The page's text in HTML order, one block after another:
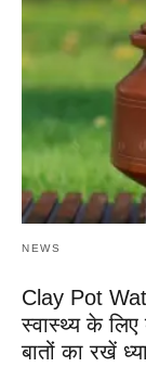
NEWS
Clay Pot
स्वास्थ्य के
बातों का रखें